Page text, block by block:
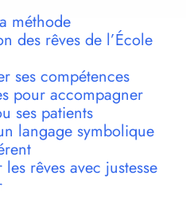
méthode
des rêves de l’École
ses compétences
pour accompagner
ses patients
langage symbolique
rêves avec justesse